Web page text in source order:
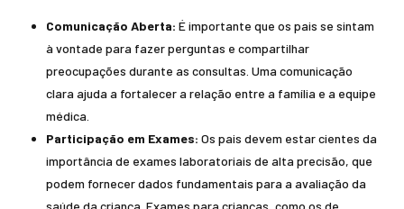
Comunicação Aberta: É importante que os pais se sintam
à vontade para fazer perguntas e compartilhar
preocupações durante as consultas. Uma comunicação
clara ajuda a fortalecer a relação entre a família e a equipe
médica.
Participação em Exames: Os pais devem estar cientes da
importância de exames laboratoriais de alta precisão, que
podem fornecer dados fundamentais para a avaliação da
saúde da criança. Exames para crianças, como os de